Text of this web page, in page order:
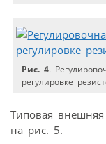
Рис. 4.
регулировке
Типовая внешняя
на рис. 5.